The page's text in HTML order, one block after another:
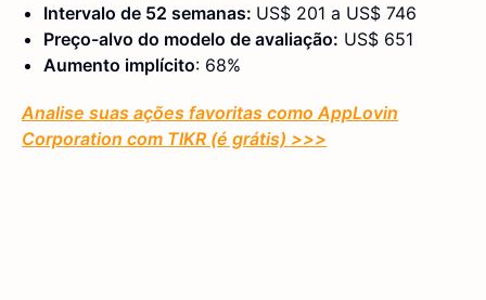
Intervalo de 52 semanas: US$ 201 a US$ 746
Preço-alvo do modelo de avaliação: US$ 651
Aumento implícito: 68%
Analise suas ações favoritas como AppLovin
Corporation com TIKR (é grátis) >>>